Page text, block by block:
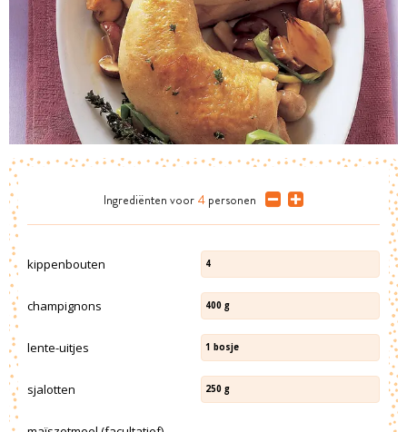
Ingrediënten voor 4 personen
kippenbouten 4
champignons 400 g
lente-uitjes 1 bosje
sjalotten 250 g